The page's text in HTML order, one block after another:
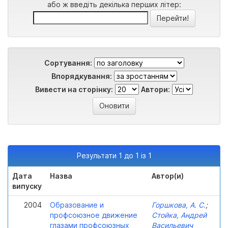
або ж введіть декілька перших літер:
Сортування:
Впорядкування:
Вивести на сторінку:
Автори:
Результати 1 до 1 із 1
Дата
випуску
Назва Автор(и)
2004
Образование и
профсоюзное движение
глазами профсоюзных
Горшкова, А. С.;
Стойка, Андрей
Васильевич